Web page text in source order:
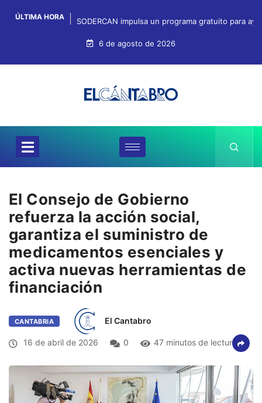
ÚLTIMA HORA SODERCAN impulsa un programa gratuito para
6 de agosto de 2026
El Consejo de Gobierno
refuerza la acción social,
garantiza el suministro de
medicamentos esenciales y
activa nuevas herramientas de
financiación
CANTABRIA El Cantabro
16 de abril de 2026 0 47 minutos de lectura